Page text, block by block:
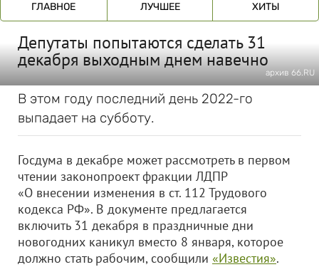
ГЛАВНОЕ ЛУЧШЕЕ ХИТЫ
Депутаты попытаются сделать 31
декабря выходным днем навечно
архив 66.RU
В этом году последний день 2022-го
выпадает на субботу.
Госдума в декабре может рассмотреть в первом
чтении законопроект фракции ЛДПР
«О внесении изменения в ст. 112 Трудового
кодекса РФ». В документе предлагается
включить 31 декабря в праздничные дни
новогодних каникул вместо 8 января, которое
должно стать рабочим, сообщили «Известия».